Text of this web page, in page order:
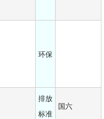
环保
排放
标准
国六